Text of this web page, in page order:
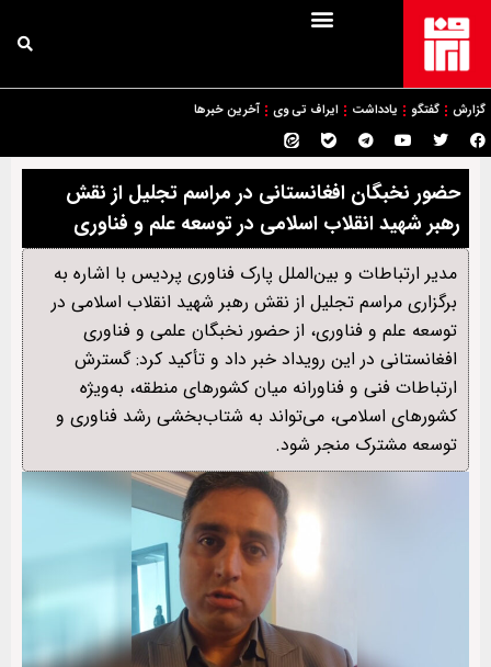
گزارش گفتگو یادداشت ایراف تی وی آخرین خبرها
حضور نخبگان افغانستانی در مراسم تجلیل از نقش
رهبر شهید انقلاب اسلامی در توسعه علم و فناوری
مدیر ارتباطات و بین‌الملل پارک فناوری پردیس با اشاره به
برگزاری مراسم تجلیل از نقش رهبر شهید انقلاب اسلامی در
توسعه علم و فناوری، از حضور نخبگان علمی و فناوری
افغانستانی در این رویداد خبر داد و تأکید کرد: گسترش
ارتباطات فنی و فناورانه میان کشورهای منطقه، به‌ویژه
کشورهای اسلامی، می‌تواند به شتاب‌بخشی رشد فناوری و
توسعه مشترک منجر شود.